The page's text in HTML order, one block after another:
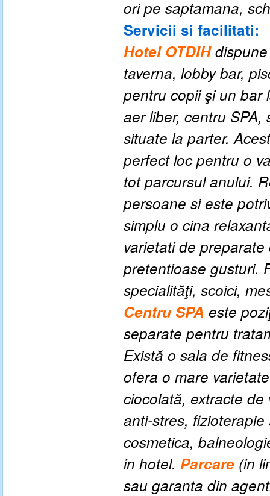
ori pe saptamana,
Servicii si facilitati:
Hotel OTDIHdispune
taverna, lobby bar,
pentru copii şi un bar
aer liber, centru
situate la parter.
perfect loc pentru o
tot parcursul anului.
persoane si este
simplu o cina
varietati de
pretentioase gusturi.
specialităţi, scoici,
Centru SPA este
separate pentru
Există o sala de
ofera o mare
ciocolată, extracte
anti-stres,
cosmetica,
in hotel. Parcare (in
sau garanta din